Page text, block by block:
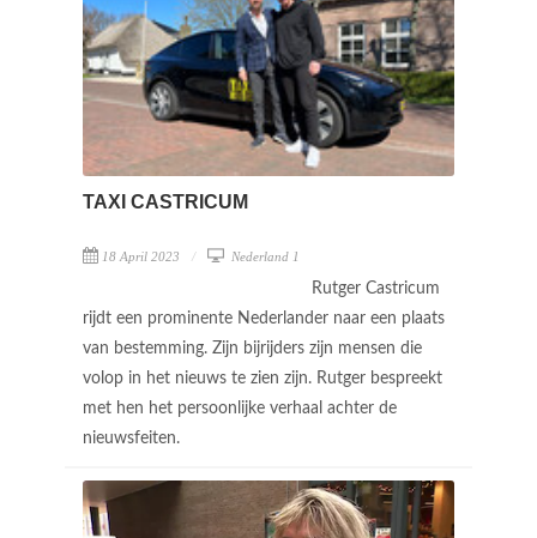
TAXI CASTRICUM
18 April 2023 Nederland 1
Rutger Castricum
rijdt een prominente Nederlander naar een plaats
van bestemming. Zijn bijrijders zijn mensen die
volop in het nieuws te zien zijn. Rutger bespreekt
met hen het persoonlijke verhaal achter de
nieuwsfeiten.